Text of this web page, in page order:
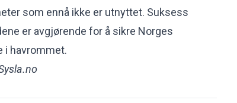
som ennå ikke er utnyttet. Suksess
er avgjørende for å sikre Norges
i havrommet.